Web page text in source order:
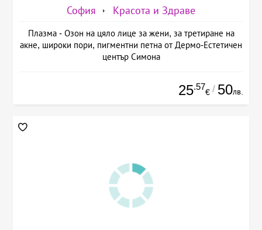
София Красота и Здраве
Плазма - Озон на цяло лице за жени, за третиране на
акне, широки пори, пигментни петна от Дермо-Естетичен
център Симона
25.57
€ / 50лв.